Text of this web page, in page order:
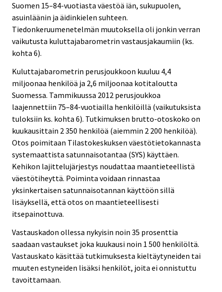
Suomen 15–84-vuotiasta väestöä iän, sukupuolen,
asuinläänin ja äidinkielen suhteen.
Tiedonkeruumenetelmän muutoksella oli jonkin verran
vaikutusta kuluttajabarometrin vastausjakaumiin (ks.
kohta 6).
Kuluttajabarometrin perusjoukkoon kuuluu 4,4
miljoonaa henkilöä ja 2,6 miljoonaa kotitaloutta
Suomessa. Tammikuussa 2012 perusjoukkoa
laajennettiin 75–84-vuotiailla henkilöillä (vaikutuksista
tuloksiin ks. kohta 6). Tutkimuksen brutto-otoskoko on
kuukausittain 2 350 henkilöä (aiemmin 2 200 henkilöä).
Otos poimitaan Tilastokeskuksen väestötietokannasta
systemaattista satunnaisotantaa (SYS) käyttäen.
Kehikon lajittelujärjestys noudattaa maantieteellistä
väestötiheyttä. Poiminta voidaan rinnastaa
yksinkertaisen satunnaisotannan käyttöön sillä
lisäyksellä, että otos on maantieteellisesti
itsepainottuva.
Vastauskadon ollessa nykyisin noin 35 prosenttia
saadaan vastaukset joka kuukausi noin 1 500 henkilöltä.
Vastauskato käsittää tutkimuksesta kieltäytyneiden tai
muuten estyneiden lisäksi henkilöt, joita ei onnistuttu
tavoittamaan.